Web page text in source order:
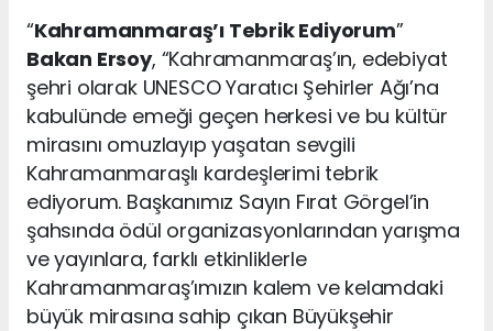
“Kahramanmaraş’ı Tebrik Ediyorum”
Bakan Ersoy, “Kahramanmaraş’ın, edebiyat
şehri olarak UNESCO Yaratıcı Şehirler Ağı’na
kabulünde emeği geçen herkesi ve bu kültür
mirasını omuzlayıp yaşatan sevgili
Kahramanmaraşlı kardeşlerimi tebrik
ediyorum. Başkanımız Sayın Fırat Görgel’in
şahsında ödül organizasyonlarından yarışma
ve yayınlara, farklı etkinliklerle
Kahramanmaraş’ımızın kalem ve kelamdaki
büyük mirasına sahip çıkan Büyükşehir